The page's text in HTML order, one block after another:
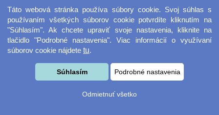
Velkoformátová
fotografie
Desiatový box
Táto webová stránka používa súbory cookie. Svoj súhlas s
používaním všetkých súborov cookie potvrdíte kliknutím na
"Súhlasím". Ak chcete upraviť svoje nastavenia, kliknite na
tlačidlo "Podrobné nastavenia". Viac informácií o využívaní
súborov cookie nájdete tu.
Súhlasím Podrobné nastavenia
Odmietnuť všetko